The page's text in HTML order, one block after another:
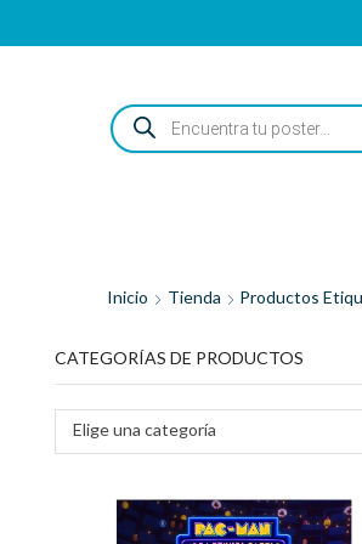
ENCUENTRA
TU
POSTER...
Inicio Tienda Productos
CATEGORÍAS DE PRODUCTOS
Elige una categoría